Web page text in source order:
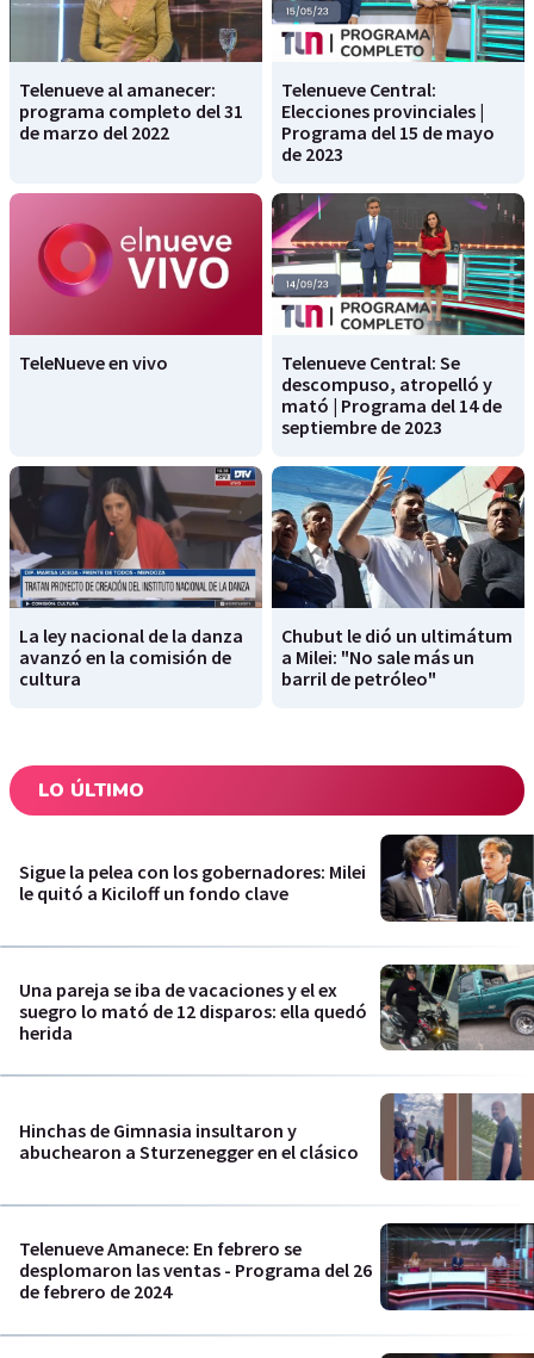
Telenueve al amanecer:
programa completo del 31
de marzo del 2022
Telenueve Central:
Elecciones provinciales |
Programa del 15 de mayo
de 2023
TeleNueve en vivo
Telenueve Central: Se
descompuso, atropelló y
mató | Programa del 14 de
septiembre de 2023
La ley nacional de la danza
avanzó en la comisión de
cultura
Chubut le dió un ultimátum
a Milei: "No sale más un
barril de petróleo"
LO ÚLTIMO
Sigue la pelea con los gobernadores: Milei
le quitó a Kiciloff un fondo clave
Una pareja se iba de vacaciones y el ex
suegro lo mató de 12 disparos: ella quedó
herida
Hinchas de Gimnasia insultaron y
abuchearon a Sturzenegger en el clásico
Telenueve Amanece: En febrero se
desplomaron las ventas - Programa del 26
de febrero de 2024